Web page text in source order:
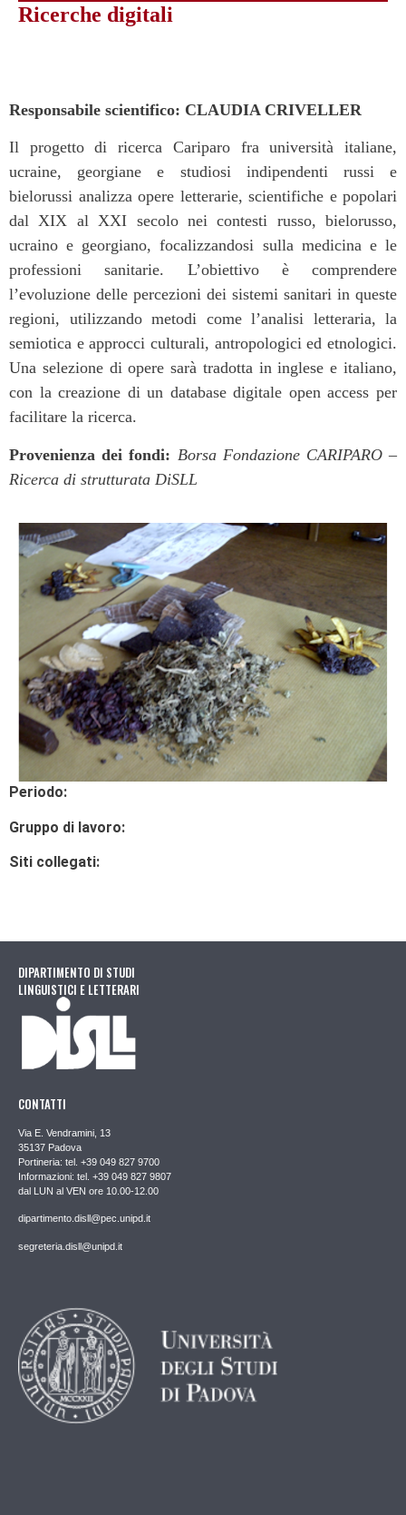
Ricerche digitali
Responsabile scientifico: CLAUDIA CRIVELLER
Il progetto di ricerca Cariparo fra università italiane,
ucraine, georgiane e studiosi indipendenti russi e
bielorussi analizza opere letterarie, scientifiche e popolari
dal XIX al XXI secolo nei contesti russo, bielorusso,
ucraino e georgiano, focalizzandosi sulla medicina e le
professioni sanitarie. L’obiettivo è comprendere
l’evoluzione delle percezioni dei sistemi sanitari in queste
regioni, utilizzando metodi come l’analisi letteraria, la
semiotica e approcci culturali, antropologici ed etnologici.
Una selezione di opere sarà tradotta in inglese e italiano,
con la creazione di un database digitale open access per
facilitare la ricerca.
Provenienza dei fondi: Borsa Fondazione CARIPARO –
Ricerca di strutturata DiSLL
Periodo:
Gruppo di lavoro:
Siti collegati:
DIPARTIMENTO DI STUDI
LINGUISTICI E LETTERARI
CONTATTI
Via E. Vendramini, 13
35137 Padova
Portineria: tel. +39 049 827 9700
Informazioni: tel. +39 049 827 9807
dal LUN al VEN ore 10.00-12.00
dipartimento.disll@pec.unipd.it
segreteria.disll@unipd.it